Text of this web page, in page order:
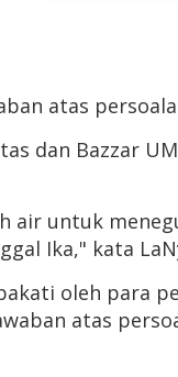
atas
dan Bazzar
air untuk
Ika," kata
oleh para
atas